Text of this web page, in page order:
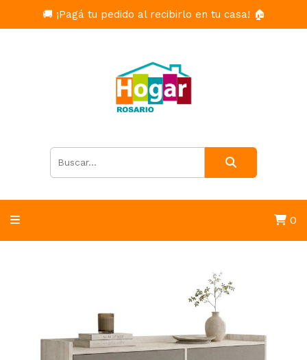
🚚 ¡Pagá tu pedido al recibirlo en tu casa! 🏠
0